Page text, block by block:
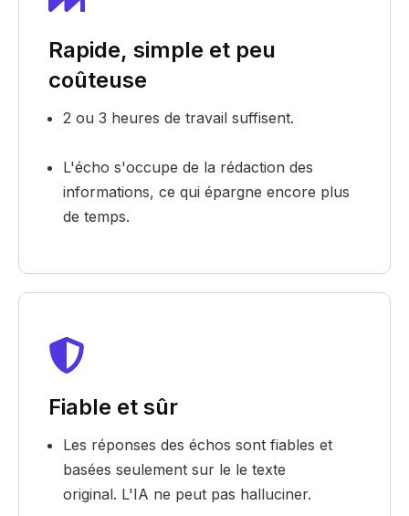
Rapide, simple et peu
coûteuse
2 ou 3 heures de travail suffisent.
L'écho s'occupe de la rédaction des
informations, ce qui épargne encore plus
de temps.
Fiable et sûr
Les réponses des échos sont fiables et
basées seulement sur le le texte
original. L'IA ne peut pas halluciner.